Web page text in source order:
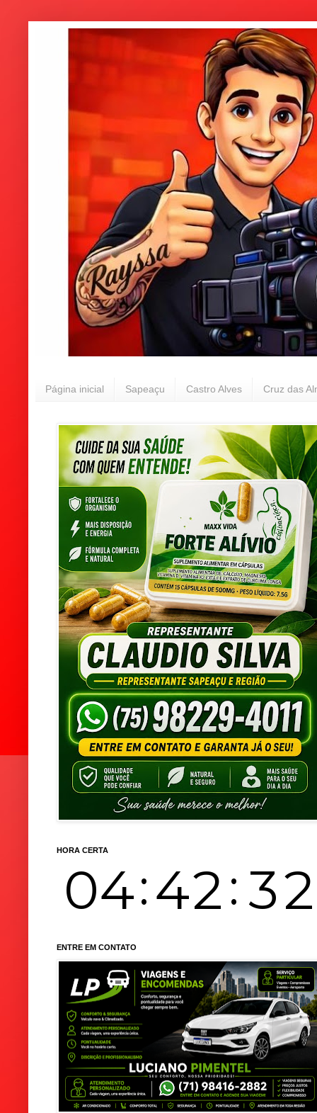
Página inicial Sapeaçu Castro Alves Cruz das
HORA CERTA
ENTRE EM CONTATO